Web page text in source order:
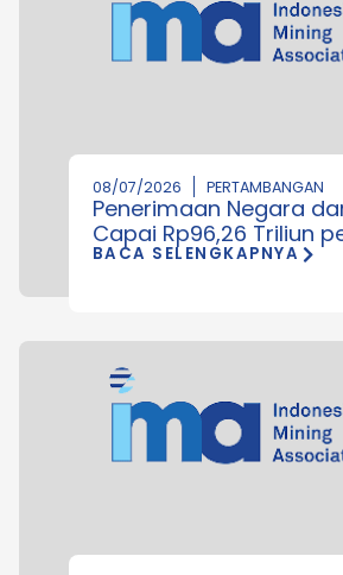
08/07/2026 PERTAMBANGAN
Penerimaan Negara
Capai Rp96,26 Triliun
BACA SELENGKAPNYA